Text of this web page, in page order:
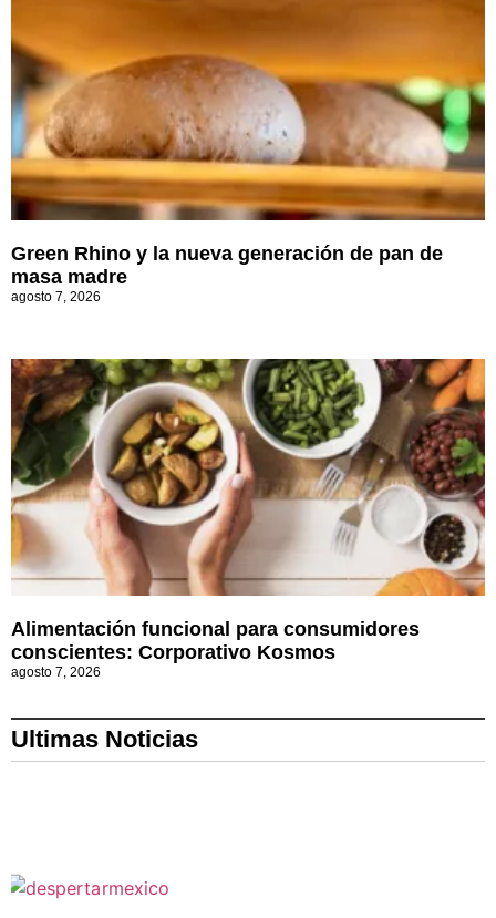
Green Rhino y la nueva generación de pan de
masa madre
agosto 7, 2026
Alimentación funcional para consumidores
conscientes: Corporativo Kosmos
agosto 7, 2026
Ultimas Noticias